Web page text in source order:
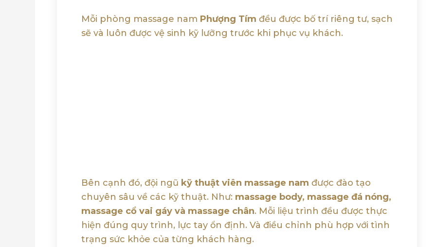
Mỗi phòng massage nam Phượng Tím đều được bố trí riêng tư, sạch
sẽ và luôn được vệ sinh kỹ lưỡng trước khi phục vụ khách.
Bên cạnh đó, đội ngũ kỹ thuật viên massage nam được đào tạo
chuyên sâu về các kỹ thuật. Như: massage body, massage đá nóng,
massage cổ vai gáy và massage chân. Mỗi liệu trình đều được thực
hiện đúng quy trình, lực tay ổn định. Và điều chỉnh phù hợp với tình
trạng sức khỏe của từng khách hàng.